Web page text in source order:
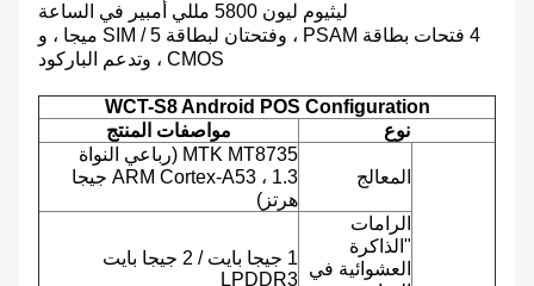
ليثيوم ليون 5800 مللي أمبير في الساعة
4 فتحات بطاقة PSAM ، وفتحتان لبطاقة SIM / 5 ميجا ، و
CMOS ، وتدعم الباركود
WCT-S8 Android POS Configuration
نوع
مواصفات المنتج
المعالج
MTK MT8735 (رباعي النواة
ARM Cortex-A53 ، 1.3 جيجا
هرتز)
الرامات
"الذاكرة
العشوائية في
1 جيجا بايت / 2 جيجا بايت
LPDDR3